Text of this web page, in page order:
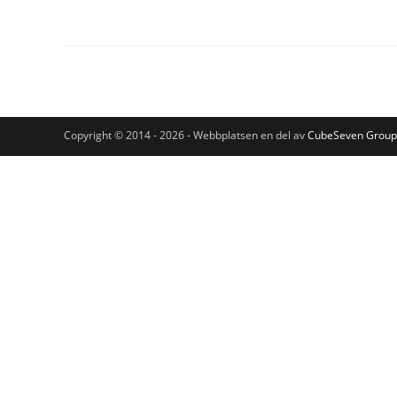
Copyright © 2014 - 2026 - Webbplatsen en del avCubeSeven Group